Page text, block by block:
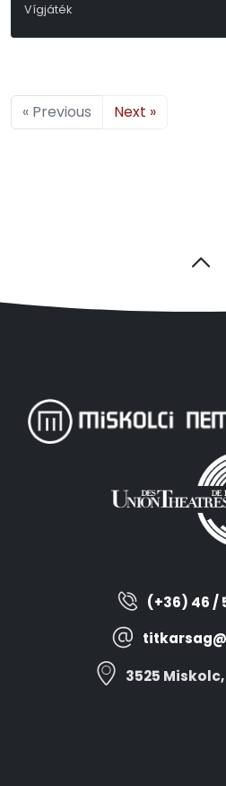
Vígjáték
« Previous Next »
(+36) 46 /
3525 Miskolc,